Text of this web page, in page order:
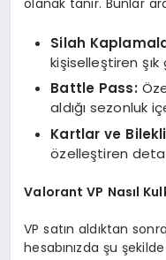
olanak tanır. Bunlar
Silah
kişiselleştiren
Battle Pass:
aldığı sezonluk
Kartlar ve
özelleştiren
Valorant VP Nasıl
VP satın aldıktan
hesabınızda şu